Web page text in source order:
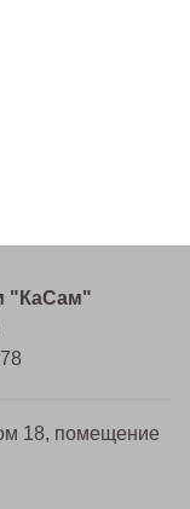
"КаСам"
18, помещение